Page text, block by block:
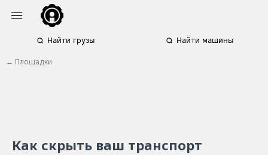
Найти грузы Найти машины
← Площадки
Как скрыть ваш транспорт